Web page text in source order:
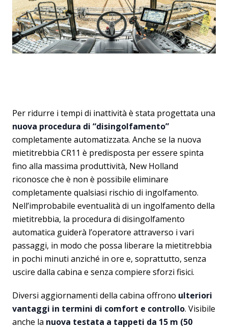
Per ridurre i tempi di inattività è stata progettata una
nuova procedura di “disingolfamento”
completamente automatizzata. Anche se la nuova
mietitrebbia CR11 è predisposta per essere spinta
fino alla massima produttività, New Holland
riconosce che è non è possibile eliminare
completamente qualsiasi rischio di ingolfamento.
Nell’improbabile eventualità di un ingolfamento della
mietitrebbia, la procedura di disingolfamento
automatica guiderà l’operatore attraverso i vari
passaggi, in modo che possa liberare la mietitrebbia
in pochi minuti anziché in ore e, soprattutto, senza
uscire dalla cabina e senza compiere sforzi fisici.
Diversi aggiornamenti della cabina offrono ulteriori
vantaggi in termini di comfort e controllo. Visibile
anche la nuova testata a tappeti da 15 m (50